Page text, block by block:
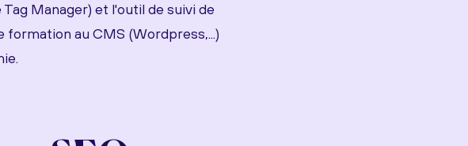
Manager) et l'outil de suivi de
formation au CMS (Wordpress,...)